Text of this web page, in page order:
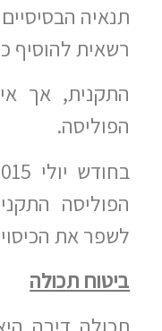
תנאיה
רשאית להוסיף
התקנית, אך
הפוליסה.
הפוליסה
לשפר את
ביטוח תכולה
תכולה דירה